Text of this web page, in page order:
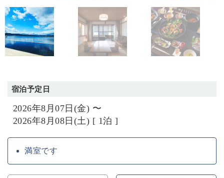
宿泊予定日
2026年8月07日(金) 〜
2026年8月08日(土) [ 1泊 ]
満室です